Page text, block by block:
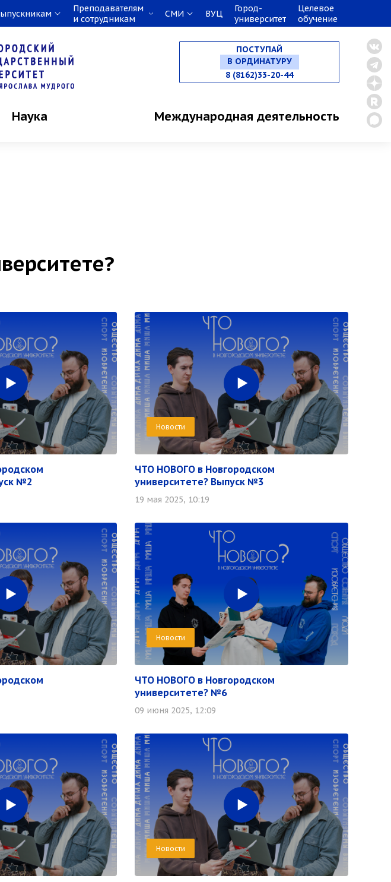
Преподавателям
и сотрудникам
СМИ ВУЦ
Город-
университет
Целевое
обучение
ПОСТУПАЙ
В МАГИСТРАТУРУ
В ОРДИНАТУРУ
8 (8162)33-20-44
Наука Международная деятельность
№2
Новости
ЧТО НОВОГО в Новгородском
университете? Выпуск №3
19 мая 2025, 10:19
Новости
ЧТО НОВОГО в Новгородском
университете? №6
09 июня 2025, 12:09
Новости